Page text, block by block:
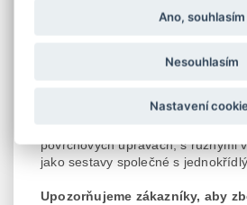
Povrchová úprava je prováděna
- komaxitováním barvou vRAL
Vlastní rozměr šíře křídlabrányje
zavírání - klapačku.
povrchových úpravách, s různými
jako sestavy společné s
Upozorňujeme zákazníky, aby
Ano, souhlasím
Nesouhlasím
Nastavení